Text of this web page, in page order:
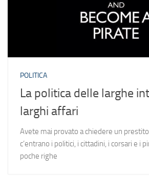
POLITICA
La politica delle larghe
larghi affari
Avete mai provato a chiedere un prestito
c’entrano i politici, i cittadini, i corsari e i
poche righe